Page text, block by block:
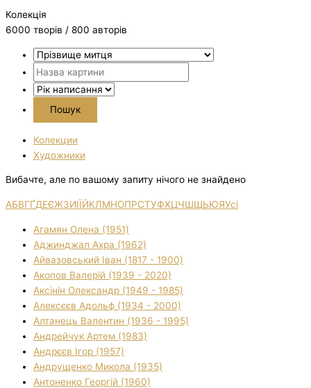
Колекція
6000 творiв / 800 авторів
Колекции
Художники
Вибачте, але по вашому запиту нічого не знайдено
АБВГҐДЕЄЖЗИІЇЙКЛМНОПРСТУФХЦЧШЩЬЮЯУсі
Агамян Олена (1951)
Аджинджал Ахра (1962)
Айвазовський Іван (1817 - 1900)
Акопов Валерій (1939 - 2020)
Аксінін Олександр (1949 - 1985)
Алексєєв Адольф (1934 - 2000)
Алтанець Валентин (1936 - 1995)
Андрейчук Артем (1983)
Андрєєв Ігор (1957)
Андрущенко Микола (1935)
Антоненко Георгій (1960)